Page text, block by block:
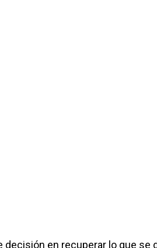
decisión en recuperar lo que se